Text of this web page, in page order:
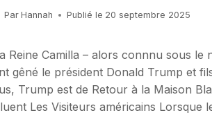
Par Hannah Publié le 20 septembre 2025
Reine Camilla – alors connnu sous le
gêné le président Donald Trump et
Trump est de Retour à la Maison
Les Visiteurs américains Lorsque